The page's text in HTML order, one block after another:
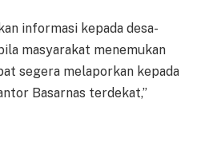
informasi kepada desa-
masyarakat menemukan
segera melaporkan kepada
Basarnas terdekat,”